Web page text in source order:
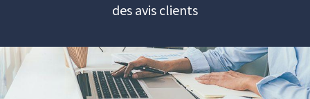
des avis clients